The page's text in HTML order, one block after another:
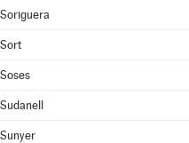
Soriguera
Sort
Soses
Sudanell
Sunyer